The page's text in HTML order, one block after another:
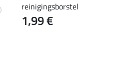
reinigingsborstel
1,99 €